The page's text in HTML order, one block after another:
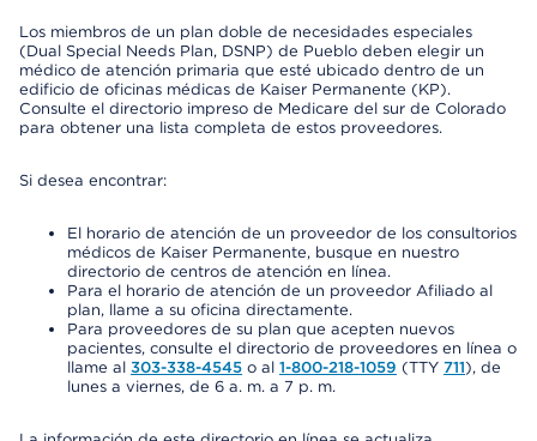
Los miembros de un plan doble de necesidades especiales
(Dual Special Needs Plan, DSNP) de Pueblo deben elegir un
médico de atención primaria que esté ubicado dentro de un
edificio de oficinas médicas de Kaiser Permanente (KP).
Consulte el directorio impreso de Medicare del sur de Colorado
para obtener una lista completa de estos proveedores.
Si desea encontrar:
El horario de atención de un proveedor de los consultorios
médicos de Kaiser Permanente, busque en nuestro
directorio de centros de atención en línea.
Para el horario de atención de un proveedor Afiliado al
plan, llame a su oficina directamente.
Para proveedores de su plan que acepten nuevos
pacientes, consulte el directorio de proveedores en línea o
llame al 303-338-4545 o al 1-800-218-1059 (TTY 711), de
lunes a viernes, de 6 a. m. a 7 p. m.